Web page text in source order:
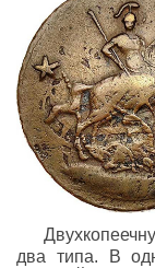
два типа. В